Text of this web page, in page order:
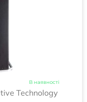
В наявності
Technology